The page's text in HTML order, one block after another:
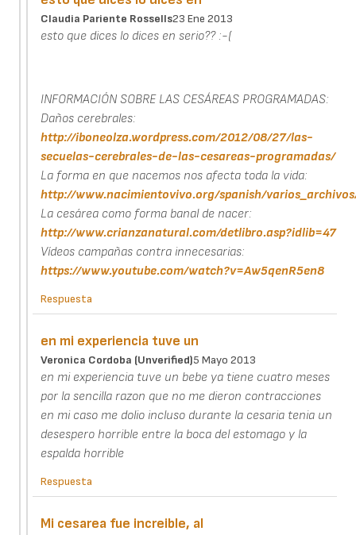
Claudia Pariente Rossells23 Ene 2013
esto que dices lo dices en serio?? :-(
INFORMACIÓN SOBRE LAS CESÁREAS PROGRAMADAS:
Daños cerebrales:
http://iboneolza.wordpress.com/2012/08/27/las-
secuelas-cerebrales-de-las-cesareas-programadas/
La forma en que nacemos nos afecta toda la vida:
http://www.nacimientovivo.org/spanish/
La cesárea como forma banal de nacer:
http://www.crianzanatural.com/detlibro.asp?idlib=47
Vídeos campañas contra innecesarias:
https://www.youtube.com/watch?v=Aw5qenR5en8
Respuesta
en mi experiencia tuve un
Veronica Cordoba (unverified)5 Mayo 2013
en mi experiencia tuve un bebe ya tiene cuatro meses
por la sencilla razon que no me dieron contracciones
en mi caso me dolio incluso durante la cesaria tenia un
desespero horrible entre la boca del estomago y la
espalda horrible
Respuesta
Mi cesarea fue increible, al